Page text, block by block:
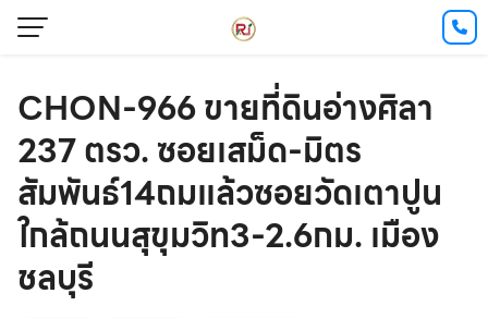
CHON-966 ขายที่ดินอ่างศิลา
237 ตรว. ซอยเสม็ด-มิตร
สัมพันธ์14ถมแล้วซอยวัดเตาปูน
ใกล้ถนนสุขุมวิท3-2.6กม. เมือง
ชลบุรี